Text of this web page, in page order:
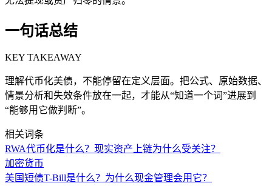
一句话总结
KEY TAKEAWAY
理解代币化美债，不能停留在定义层面。把公式、原始数据、
情景分析和失效条件放在一起，才能从“知道一个词”进展到
“能够用它做判断”。
相关词条
RWA代币化是什么？现实资产上链为什么受关注？
加密货币
美国短债T-Bill是什么？为什么现金管理会用它？